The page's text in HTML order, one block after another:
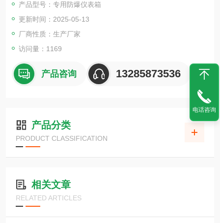
防爆仪表箱可分为立式，挂式。
内部元件根据用户的要求进行排列，可实现多种功能。
布线方式，钢管或电缆、防爆软管均可
产品型号：专用防爆仪表箱
更新时间：2025-05-13
厂商性质：生产厂家
访问量：1169
产品咨询 13285873536
产品分类
PRODUCT CLASSIFICATION
相关文章
RELATED ARTICLES
电话咨询